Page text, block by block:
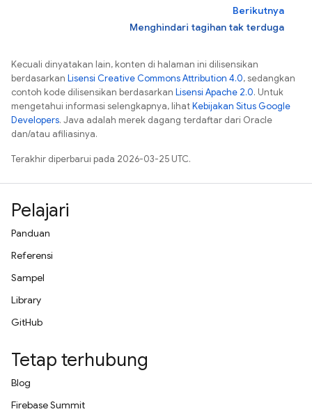
Berikutnya
Menghindari tagihan tak terduga
Kecuali dinyatakan lain, konten di halaman ini dilisensikan
berdasarkan Lisensi Creative Commons Attribution 4.0, sedangkan
contoh kode dilisensikan berdasarkan Lisensi Apache 2.0. Untuk
mengetahui informasi selengkapnya, lihatKebijakan Situs Google
Developers. Java adalah merek dagang terdaftar dari Oracle
dan/atau afiliasinya.
Terakhir diperbarui pada 2026-03-25 UTC.
Pelajari
Panduan
Referensi
Sampel
Library
GitHub
Tetap terhubung
Blog
Firebase Summit